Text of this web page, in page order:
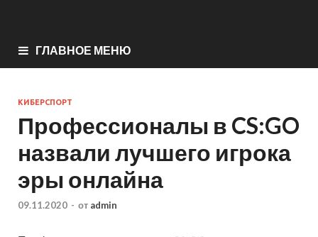
ГЛАВНОЕ МЕНЮ
КИБЕРСПОРТ
Профессионалы в CS:GO
назвали лучшего игрока
эры онлайна
09.11.2020 - от admin